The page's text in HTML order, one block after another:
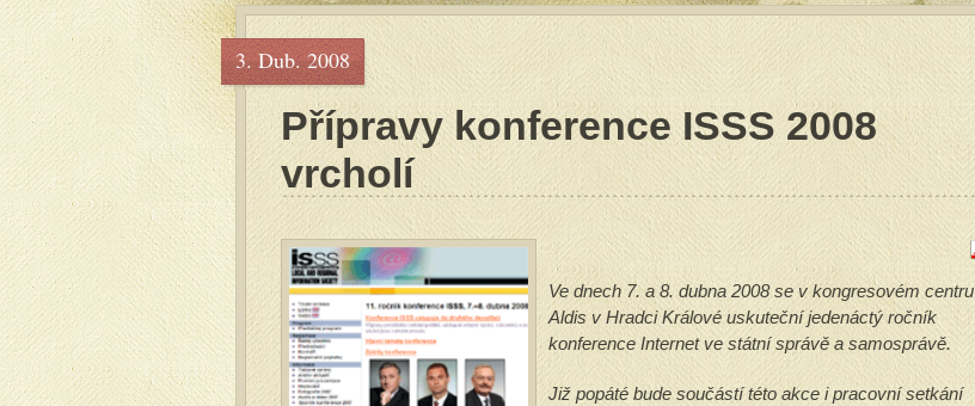
3. Dub. 2008
Přípravy konference ISSS 2008
vrcholí
Ve dnech 7. a 8. dubna 2008 se v kongresovém centru
Aldis v Hradci Králové uskuteční jedenáctý ročník
konference Internet ve státní správě a samosprávě.
Již popáté bude součástí této akce i pracovní setkání